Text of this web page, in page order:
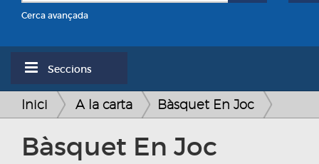
Cerca avançada
Seccions
Inici A la carta Bàsquet En Joc
Bàsquet En Joc